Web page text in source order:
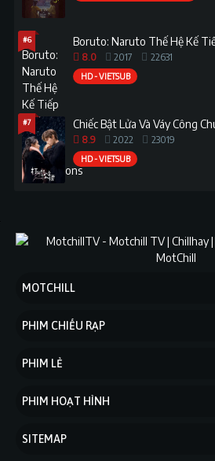
#6 Boruto: Naruto Thế Hệ Kế
8.0 2017 22631
HD - VIETSUB
#7 Chiếc Bật Lửa Và Váy Công
8.9 2022 23019
HD - VIETSUB
MOTCHILL
PHIM CHIẾU RẠP
PHIM LẺ
PHIM HOẠT HÌNH
SITEMAP